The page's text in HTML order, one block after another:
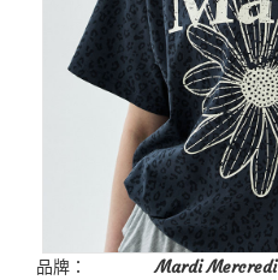
品牌：
Mardi Mercredi